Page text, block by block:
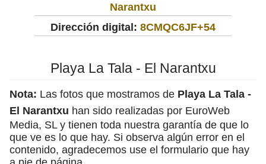
Narantxu
Dirección digital: 8CMQC6JF+54
Playa La Tala - El Narantxu
Nota: Las fotos que mostramos de Playa La Tala -
El Narantxu han sido realizadas por EuroWeb
Media, SL y tienen toda nuestra garantía de que lo
que ve es lo que hay. Si observa algún error en el
contenido, agradecemos use el formulario que hay